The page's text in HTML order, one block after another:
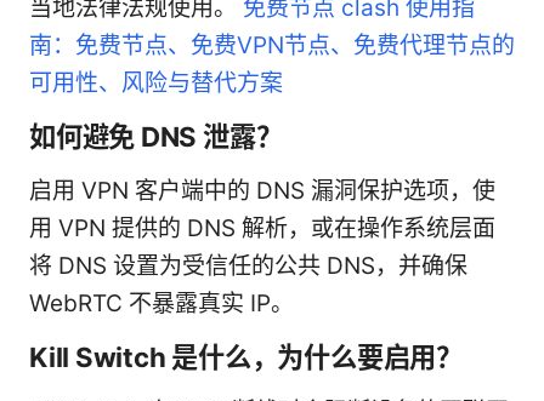
当地法律法规使用。 免费节点 clash 使用指
南：免费节点、免费VPN节点、免费代理节点的
可用性、风险与替代方案
如何避免 DNS 泄露？
启用 VPN 客户端中的 DNS 漏洞保护选项，使
用 VPN 提供的 DNS 解析，或在操作系统层面
将 DNS 设置为受信任的公共 DNS，并确保
WebRTC 不暴露真实 IP。
Kill Switch 是什么，为什么要启用？